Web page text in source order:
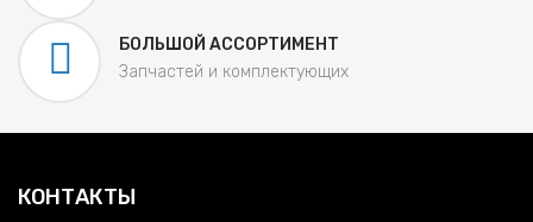
БОЛЬШОЙ АССОРТИМЕНТ
Запчастей и комплектующих
КОНТАКТЫ